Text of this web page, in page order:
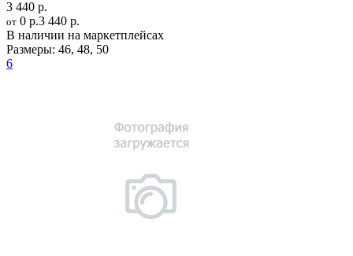
3 440 р.
от 0 р.3 440 р.
В наличии на маркетплейсах
Размеры: 46, 48, 50
6